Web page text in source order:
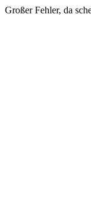
Großer Fehler, da